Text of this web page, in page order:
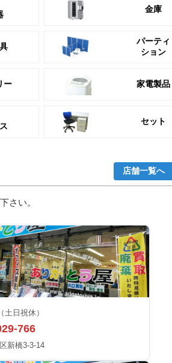
金庫
パーティ
ション
ー 家電製品
セット
店舗一覧へ
さい。
（土日祝休）
766
新橋3-3-14